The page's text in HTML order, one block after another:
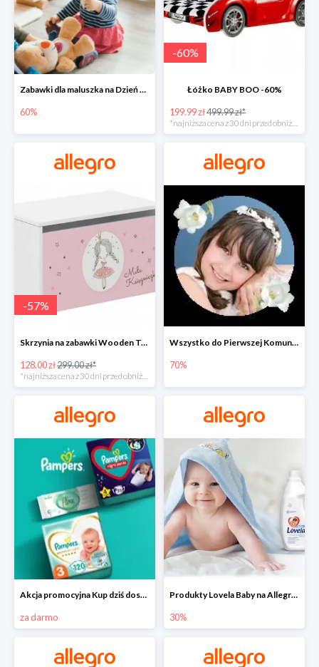
Zabawki dla maluszka na Dzień Dziecka na Allegro do -60%
60%
-60%
Łóżko BABY BOO -60%
199.99 zł499.99 zł*
*najniższa cena z 30 dni przed obniżką
-57%
Skrzynia na zabawki Wooden Toys -57%
128.00 zł299.00 zł*
Wszystko do Pierwszej Komunii na Allegro do -70%
70%
Akcja promocyjna Kup dziś dostawa jutro
za darmo
Produkty Lovela Baby na Allegro do -30%
30%